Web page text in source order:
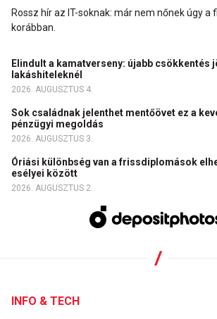
Rossz hír az IT-soknak: már nem nőnek úgy a
korábban.
Elindult a kamatverseny: újabb csökkentés
lakáshiteleknél
2026. AUGUSZTUS 4.
Sok családnak jelenthet mentőövet ez a
pénzügyi megoldás
2026. AUGUSZTUS 3.
Óriási különbség van a frissdiplomások
esélyei között
2026. AUGUSZTUS 2.
INFO & TECH